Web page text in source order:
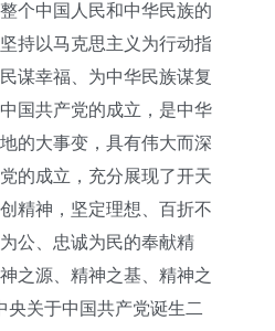
个中国人民和中华民族的
持以马克思主义为行动指
谋幸福、为中华民族谋复
国共产党的成立，是中华
的大事变，具有伟大而深
的成立，充分展现了开天
精神，坚定理想、百折不
公、忠诚为民的奉献精
之源、精神之基、精神之
央关于中国共产党诞生二